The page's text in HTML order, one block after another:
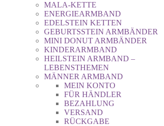
MALA-KETTE
ENERGIEARMBAND
EDELSTEIN KETTEN
GEBURTSSTEIN ARMBÄNDER
MINI DONUT ARMBÄNDER
KINDERARMBAND
HEILSTEIN ARMBAND –
LEBENSTHEMEN
MÄNNER ARMBAND
MEIN KONTO
FÜR HÄNDLER
BEZAHLUNG
VERSAND
RÜCKGABE